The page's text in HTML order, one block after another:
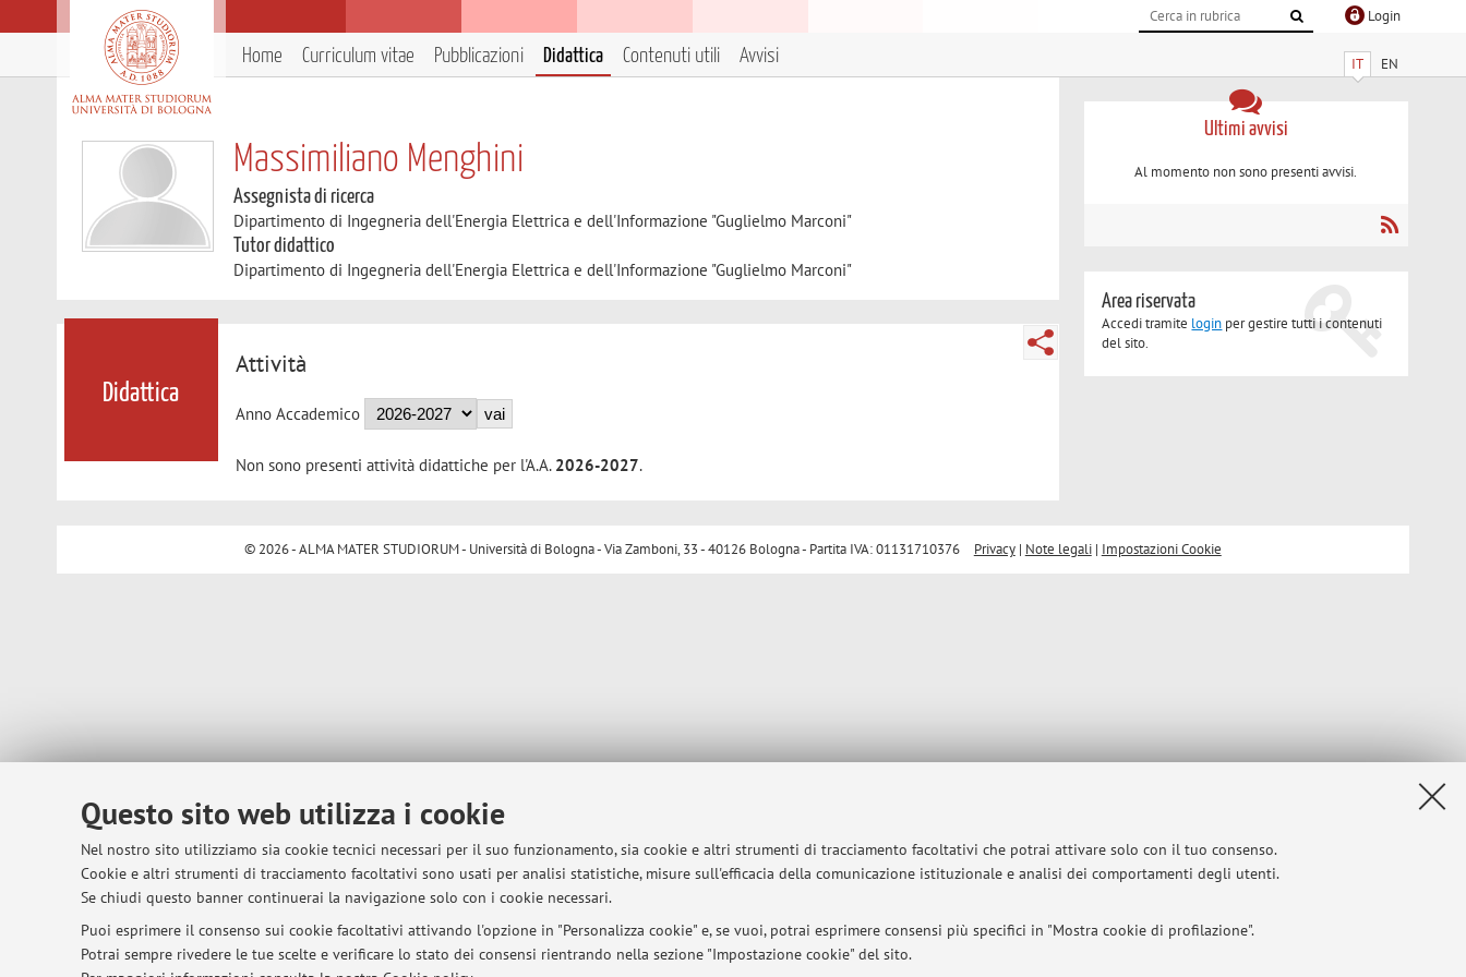
Questo sito web utilizza i cookie
Nel nostro sito utilizziamo sia cookie tecnici necessari per il suo funzionamento, sia cookie e altri strumenti di tracciamento facoltativi che potrai attivare solo con il tuo consenso.
Cookie e altri strumenti di tracciamento facoltativi sono usati per analisi statistiche, misure sull'efficacia della comunicazione istituzionale e analisi dei comportamenti degli utenti.
Se chiudi questo banner continuerai la navigazione solo con i cookie necessari.
Puoi esprimere il consenso sui cookie facoltativi attivando l'opzione in "Personalizza cookie" e, se vuoi, potrai esprimere consensi più specifici in "Mostra cookie di profilazione".
Potrai sempre rivedere le tue scelte e verificare lo stato dei consensi rientrando nella sezione "Impostazione cookie" del sito.
Login
IT EN
Home Curriculum vitae Pubblicazioni Didattica Contenuti utili Avvisi
Massimiliano Menghini
Assegnista di ricerca
Dipartimento di Ingegneria dell'Energia Elettrica e dell'Informazione "Guglielmo Marconi"
Tutor didattico
Dipartimento di Ingegneria dell'Energia Elettrica e dell'Informazione "Guglielmo Marconi"
Didattica
Attività
Anno Accademico
Non sono presenti attività didattiche per l'A.A. 2026-2027.
Ultimi avvisi
Al momento non sono presenti avvisi.
Area riservata
Accedi tramite login per gestire tutti i contenuti
del sito.
© 2026 - ALMA MATER STUDIORUM - Università di Bologna - Via Zamboni, 33 - 40126 Bologna - Partita IVA: 01131710376 Privacy| Note legali| Impostazioni Cookie